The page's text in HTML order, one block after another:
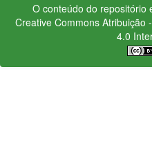
O conteúdo do repositório
Creative CommonsAtribuição
4.0